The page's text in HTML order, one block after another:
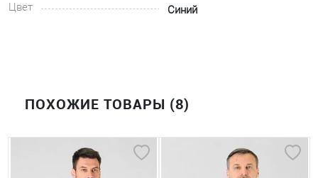
Цвет
Синий
ПОХОЖИЕ ТОВАРЫ (8)